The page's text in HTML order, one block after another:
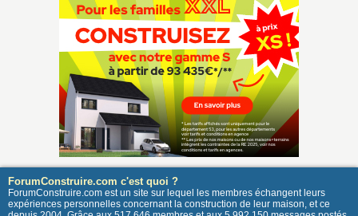
ForumConstruire.com c'est quoi ?
ForumConstruire.com est un site sur lequel les membres échangent leurs
expériences personnelles concernant la construction de leur maison, et ce